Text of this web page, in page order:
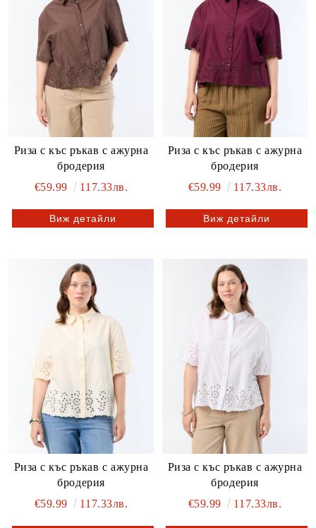
Риза с къс ръкав с ажурна
бродерия
€59.99
117.33лв.
Виж детайли
Риза с къс ръкав с ажурна
бродерия
€59.99
117.33лв.
Виж детайли
Риза с къс ръкав с ажурна
бродерия
€59.99
117.33лв.
Риза с къс ръкав с ажурна
бродерия
€59.99
117.33лв.